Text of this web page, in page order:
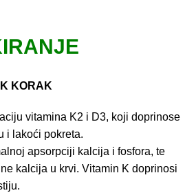
KORAK
vitamina K2 i D3, koji doprinose
i lakoći pokreta.
apsorpciji kalcija i fosfora, te
kalcija u krvi. Vitamin K doprinosi